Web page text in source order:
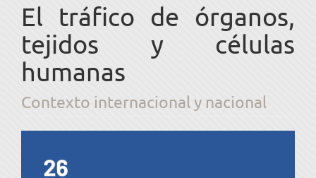
El tráfico de órganos,
tejidos y células
humanas
Contexto internacional y nacional
lateral